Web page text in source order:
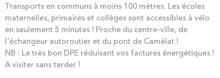
Transports en communs à moins 100 mètres. Les écoles
maternelles, primaires et collèges sont accessibles à vélo
en seulement 5 minutes ! Proche du centre-ville, de
l'échangeur autoroutier et du pont de Camélat !
NB : Le très bon DPE réduisant vos factures énergétiques !
A visiter sans tarder !